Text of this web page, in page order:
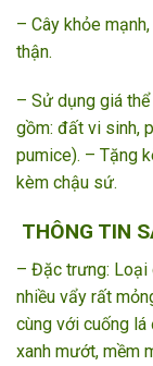
– Cây khỏe
thận.
– Sử dụng giá
gồm: đất vi sinh,
pumice). – Tặng
kèm chậu sứ.
THÔNG TIN
– Đặc trưng: Loại
nhiều vẩy rất
cùng với cuống lá
xanh mướt, mềm